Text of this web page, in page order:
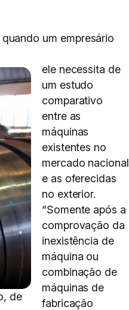
um empresário
de
ele necessita de
um estudo
comparativo
entre as
máquinas
existentes no
mercado nacional
e as oferecidas
no exterior.
“Somente após a
comprovação da
inexistência de
máquina ou
combinação de
máquinas de
fabricação